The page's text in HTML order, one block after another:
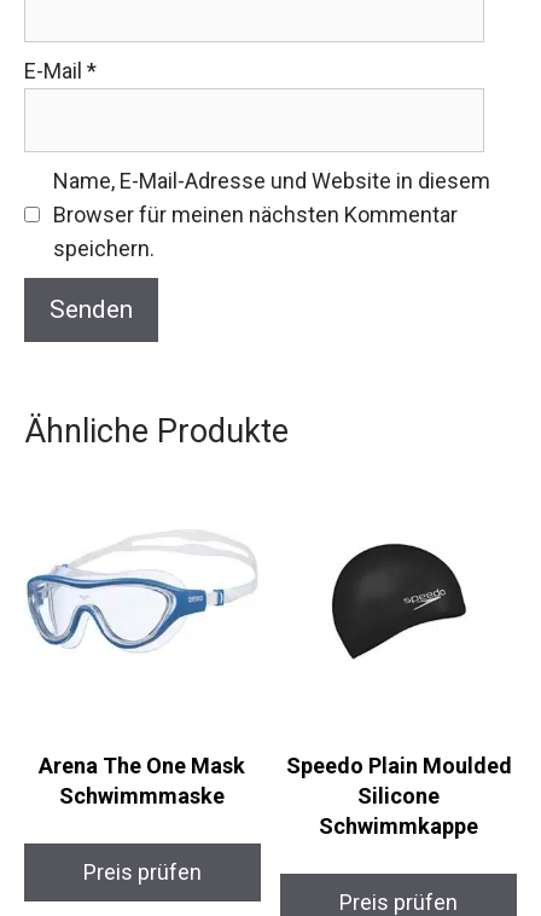
E-Mail *
Name, E-Mail-Adresse und Website in diesem
Browser für meinen nächsten Kommentar
speichern.
Ähnliche Produkte
Arena The One Mask
Schwimmmaske
Preis prüfen
Speedo Plain Moulded
Silicone
Schwimmkappe
Preis prüfen